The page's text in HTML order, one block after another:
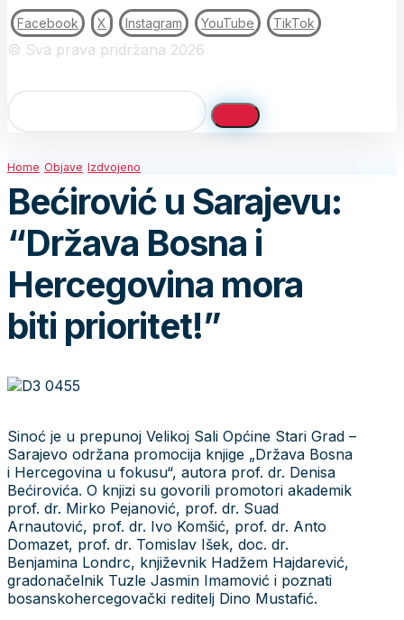
Facebook X Instagram YouTube TikTok
© Sva prava pridržana 2026
Home Objave Izdvojeno
Bećirović u Sarajevu:
“Država Bosna i
Hercegovina mora
biti prioritet!”
Sinoć je u prepunoj Velikoj Sali Općine Stari Grad –
Sarajevo održana promocija knjige „Država Bosna
i Hercegovina u fokusu“, autora prof. dr. Denisa
Bećirovića. O knjizi su govorili promotori akademik
prof. dr. Mirko Pejanović, prof. dr. Suad
Arnautović, prof. dr. Ivo Komšić, prof. dr. Anto
Domazet, prof. dr. Tomislav Išek, doc. dr.
Benjamina Londrc, književnik Hadžem Hajdarević,
gradonačelnik Tuzle Jasmin Imamović i poznati
bosanskohercegovački reditelj Dino Mustafić.